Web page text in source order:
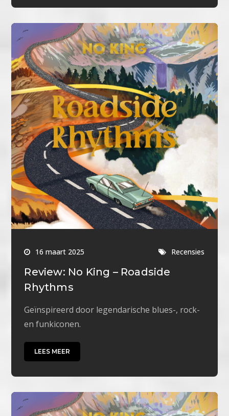
16 maart 2025 Recensies
Review: No King – Roadside
Rhythms
Geïnspireerd door legendarische blues-, rock-
en funkiconen.
LEES MEER